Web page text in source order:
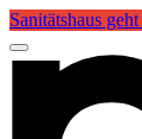
Sanitätshaus